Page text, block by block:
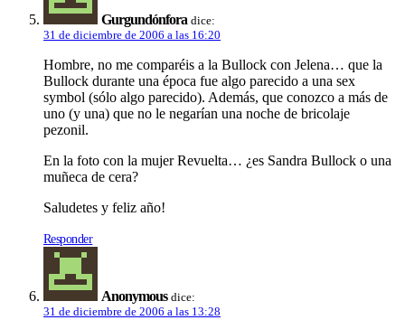
Gurgundónfora dice:
31 de diciembre de 2006 a las 16:20
Hombre, no me comparéis a la Bullock con Jelena… que la
Bullock durante una época fue algo parecido a una sex
symbol (sólo algo parecido). Además, que conozco a más de
uno (y una) que no le negarían una noche de bricolaje
pezonil.
En la foto con la mujer Revuelta… ¿es Sandra Bullock o una
muñeca de cera?
Saludetes y feliz año!
Responder
Anonymous dice:
31 de diciembre de 2006 a las 13:28